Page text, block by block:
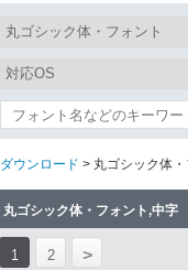
ダウンロード > 丸ゴシック体
丸ゴシック体・フォント,中
1 2 >